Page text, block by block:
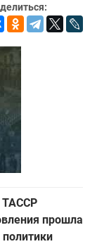
ТАССР
прошла